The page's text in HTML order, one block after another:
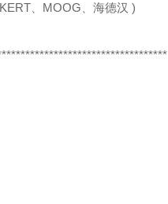
、MOOG、海德汉 )